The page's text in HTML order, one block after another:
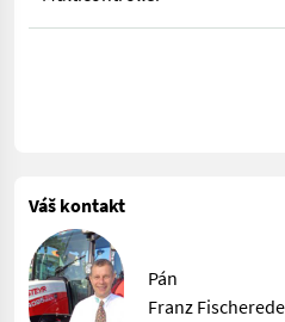
STEYR Kompakt 4110 HD +
Váš kontakt
Pán
Franz